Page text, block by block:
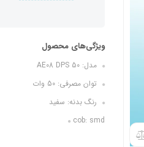
ویژگی‌های محصول
مدل: AE08 DPS 50
توان مصرفی: 50 وات
رنگ بدنه: سفید
cob: smd